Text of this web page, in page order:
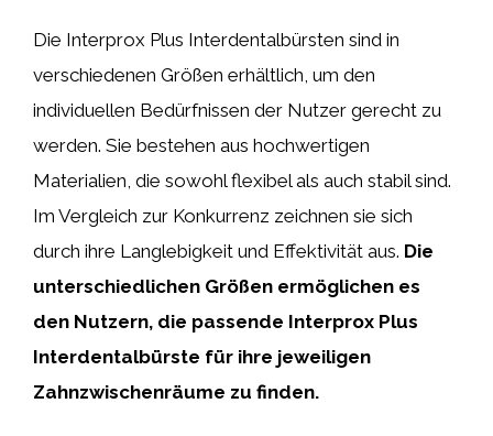
Die Interprox Plus Interdentalbürsten sind in
verschiedenen Größen erhältlich, um den
individuellen Bedürfnissen der Nutzer gerecht zu
werden. Sie bestehen aus hochwertigen
Materialien, die sowohl flexibel als auch stabil sind.
Im Vergleich zur Konkurrenz zeichnen sie sich
durch ihre Langlebigkeit und Effektivität aus. Die
unterschiedlichen Größen ermöglichen es
den Nutzern, die passende Interprox Plus
Interdentalbürste für ihre jeweiligen
Zahnzwischenräume zu finden.